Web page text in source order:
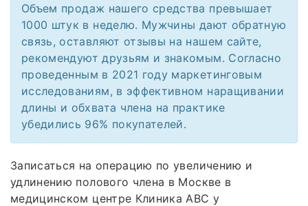
Объем продаж нашего средства превышает
1000 штук в неделю. Мужчины дают обратную
связь, оставляют отзывы на нашем сайте,
рекомендуют друзьям и знакомым. Согласно
проведенным в 2021 году маркетинговым
исследованиям, в эффективном наращивании
длины и обхвата члена на практике
убедились 96% покупателей.
Записаться на операцию по увеличению и
удлинению полового члена в Москве в
медицинском центре Клиника ABC у